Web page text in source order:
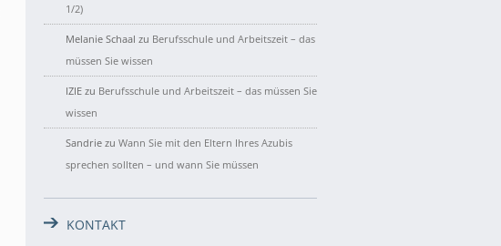
1/2)
Melanie Schaal zu Berufsschule und Arbeitszeit – das
müssen Sie wissen
IZIE zu Berufsschule und Arbeitszeit – das müssen Sie
wissen
Sandrie zu Wann Sie mit den Eltern Ihres Azubis
sprechen sollten – und wann Sie müssen
KONTAKT